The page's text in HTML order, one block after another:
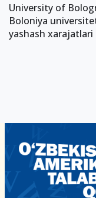
University of
Boloniya
yashash xarajatlari